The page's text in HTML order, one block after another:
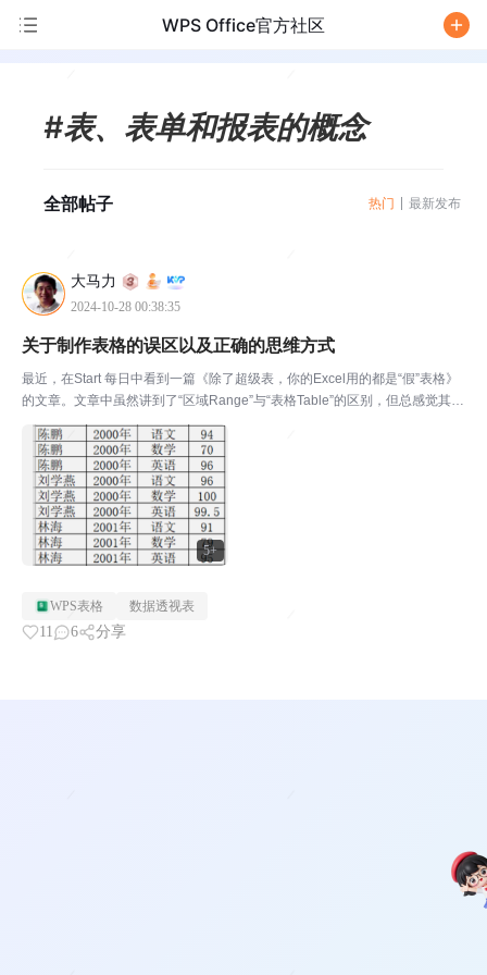
WPS Office官方社区
#表、表单和报表的概念
全部帖子 热门 最新发布
大马力
2024-10-28 00:38:35
5+
关于制作表格的误区以及正确的思维方式
最近，在Start 每日中看到一篇《除了超级表，你的Excel用的都是“假”表格》
的文章。文章中虽然讲到了“区域Range”与“表格Table”的区别，但总感觉其还
是忽略了表格的三种基本形式和用途之本质。甚至还提出了一个“假”表格的概
念。为辅助所有制表人明...
WPS表格 数据透视表
11 6 分享